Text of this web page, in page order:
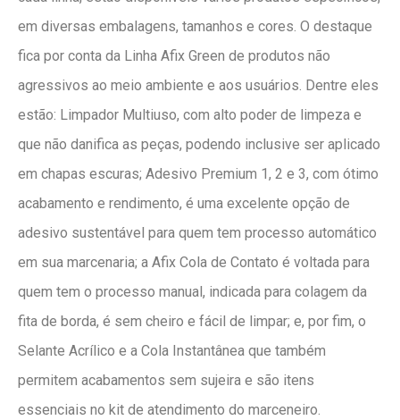
em diversas embalagens, tamanhos e cores. O destaque
fica por conta da Linha Afix Green de produtos não
agressivos ao meio ambiente e aos usuários. Dentre eles
estão: Limpador Multiuso, com alto poder de limpeza e
que não danifica as peças, podendo inclusive ser aplicado
em chapas escuras; Adesivo Premium 1, 2 e 3, com ótimo
acabamento e rendimento, é uma excelente opção de
adesivo sustentável para quem tem processo automático
em sua marcenaria; a Afix Cola de Contato é voltada para
quem tem o processo manual, indicada para colagem da
fita de borda, é sem cheiro e fácil de limpar; e, por fim, o
Selante Acrílico e a Cola Instantânea que também
permitem acabamentos sem sujeira e são itens
essenciais no kit de atendimento do marceneiro.